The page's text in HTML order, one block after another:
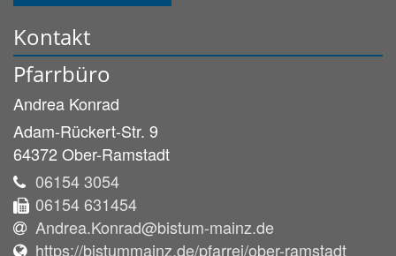
Kontakt
Pfarrbüro
Andrea Konrad
Adam-Rückert-Str. 9
64372 Ober-Ramstadt
06154 3054
06154 631454
Andrea.Konrad@bistum-mainz.de
https://bistummainz.de/pfarrei/ober-ramstadt